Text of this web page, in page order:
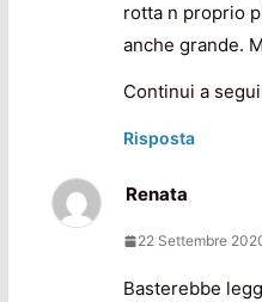
rotta n proprio
anche grande.
Continui a
Risposta
Renata
22 Settembre
Basterebbe